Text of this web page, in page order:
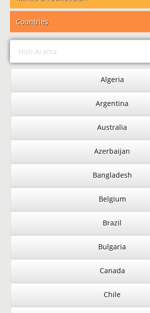
Countries
Algeria
Argentina
Australia
Azerbaijan
Bangladesh
Belgium
Brazil
Bulgaria
Canada
Chile